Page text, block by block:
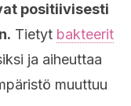
positiivisesti
Tietyt bakteerit
ja aiheuttaa
muuttuu